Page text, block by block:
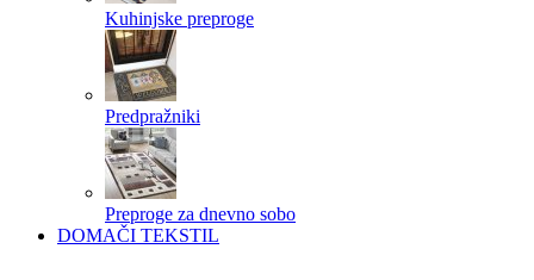
Kuhinjske preproge
Predpražniki
Preproge za dnevno sobo
DOMAČI TEKSTIL